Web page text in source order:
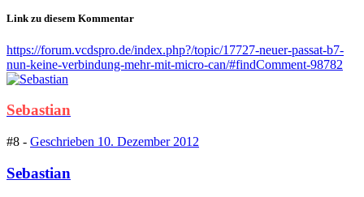
Link zu diesem Kommentar
https://forum.vcdspro.de/index.php?/topic/17727-neuer-passat-b7-
nun-keine-verbindung-mehr-mit-micro-can/#findComment-98782
Sebastian
#8 - Geschrieben 10. Dezember 2012
Sebastian